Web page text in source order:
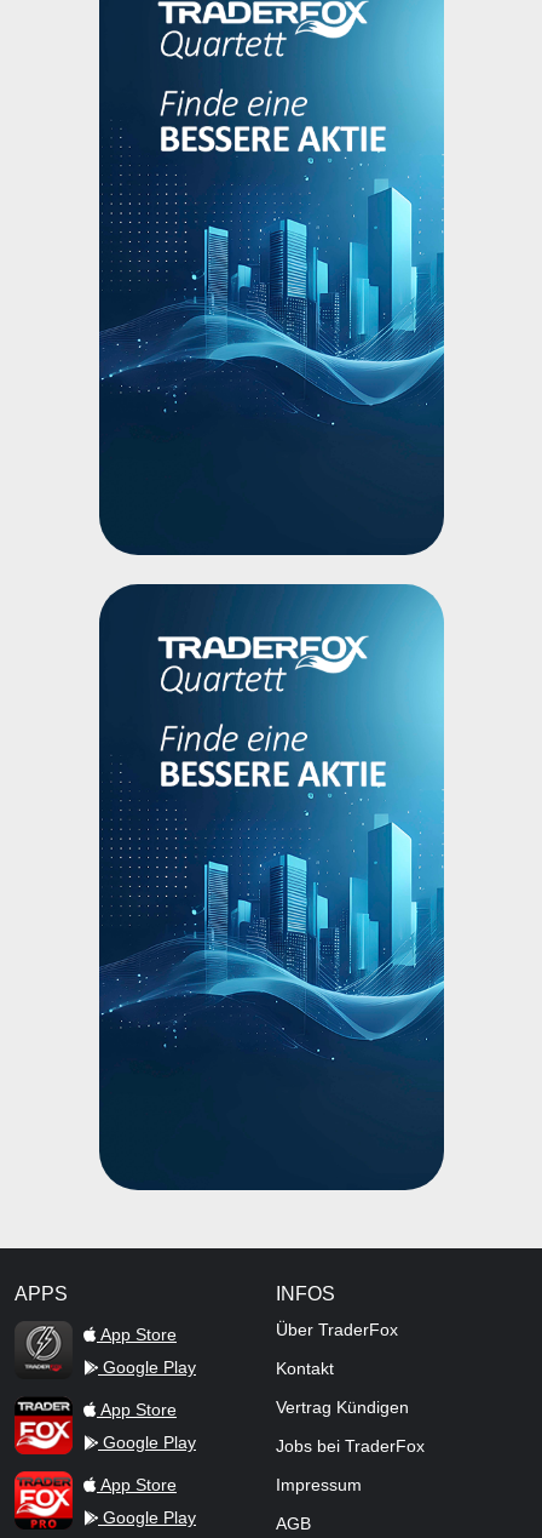
APPS
TraderFox Flash
App Store
Google Play
TraderFox AppApp Store
Google Play
TraderFox ProApp Store
Google Play
INFOS
Über TraderFox
Kontakt
Vertrag Kündigen
Jobs bei TraderFox
Impressum
AGB